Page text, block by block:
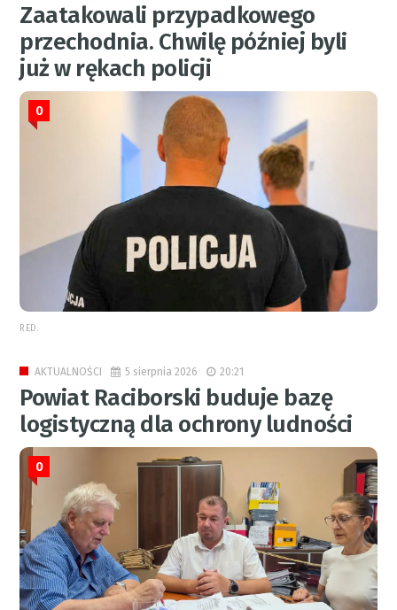
Zaatakowali przypadkowego
przechodnia. Chwilę później byli
już w rękach policji
0
RED.
AKTUALNOŚCI 5 sierpnia 2026 20:21
Powiat Raciborski buduje bazę
logistyczną dla ochrony ludności
0